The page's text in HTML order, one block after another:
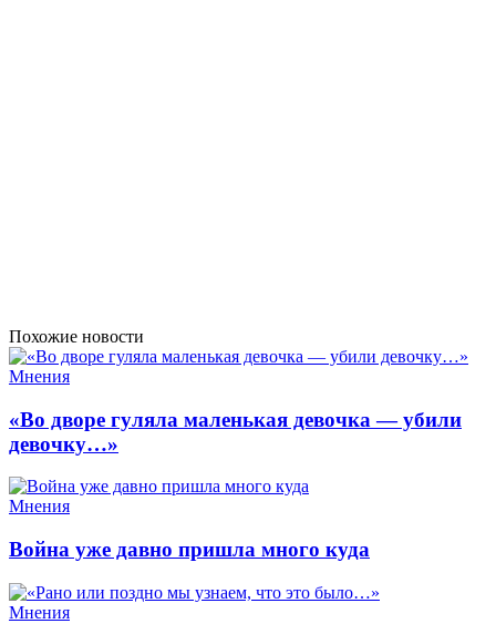
Похожие новости
Мнения
«Во дворе гуляла маленькая девочка — убили
девочку…»
Мнения
Война уже давно пришла много куда
Мнения